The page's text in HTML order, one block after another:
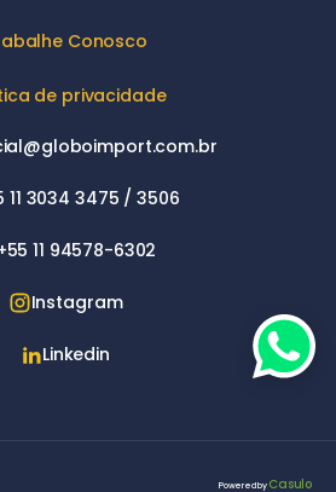
Conosco
de privacidade
11 3034 3475 / 3506
11 94578-6302
Instagram
Linkedin
Powered by Casulo